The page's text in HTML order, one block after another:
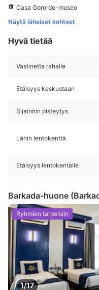
Casa Gorordo-museo
Näytä läheiset kohteet
Hyvä tietää
Vastinetta rahalle
Etäisyys keskustaan
Sijainnin pisteytys
Lähin lentokenttä
Etäisyys lentokentälle
Barkada-huone
1/17
Ryhmien tarpeisiin